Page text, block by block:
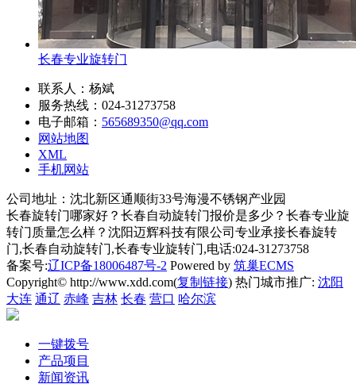
长春专业旋转门
联系人：杨斌
服务热线：024-31273758
电子邮箱： 565689350@qq.com
网站地图
XML
手机网站
公司地址：沈北新区通顺街33号海漫不锈钢产业园
长春旋转门哪家好？长春自动旋转门报价是多少？长春专业旋
转门质量怎么样？沈阳迈辉科技有限公司专业承接长春旋转
门,长春自动旋转门,长春专业旋转门,电话:024-31273758
备案号:辽ICP备18006487号-2 Powered by 筑巢ECMS
Copyright© http://www.xdd.com(复制链接) 热门城市推广: 沈阳
大连 通辽 赤峰 吉林 长春 营口 哈尔滨
一键拨号
产品项目
新闻资讯